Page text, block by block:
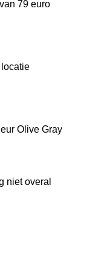
79 euro
Olive Gray
niet overal